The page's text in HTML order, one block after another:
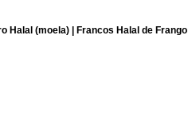
Halal (moela) | Francos Halal de Frango